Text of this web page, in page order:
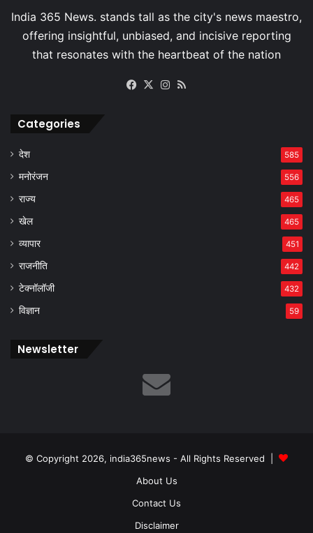
Facebook
X Instagram
Categories
देश 585
मनोरंजन 556
राज्य 465
खेल 465
व्यापार 451
राजनीति 442
टेक्नॉलॉजी 432
विज्ञान 59
Newsletter
© Copyright 2026, india365news - All Rights Reserved |
About Us
Contact Us
Disclaimer